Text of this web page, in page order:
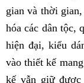
gian và thời
hóa các dân tộc,
hiện đại, kiểu
vào thiết kế
kế vẫn giữ